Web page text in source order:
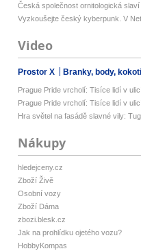
Česká společnost ornitologická
Vyzkoušejte český kyberpunk. V
Video
Prostor X Branky, body, kokoti
Prague Pride vrcholí: Tisíce lidí v
Prague Pride vrcholí: Tisíce lidí v
Hra světel na fasádě slavné vily:
Nákupy
hledejceny.cz
Zboží Živě
Osobní vozy
Zboží Dáma
zbozi.blesk.cz
Jak na prohlídku ojetého vozu?
HobbyKompas